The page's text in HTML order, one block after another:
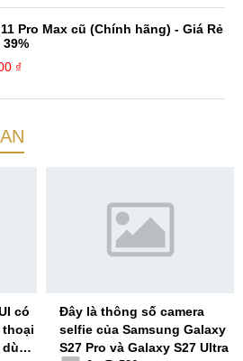
Pro Max cũ (Chính hãng) - Giá Rẻ
₫
có
thoại
Đây là thông số camera
selfie của Samsung Galaxy
S27 Pro và Galaxy S27 Ultra